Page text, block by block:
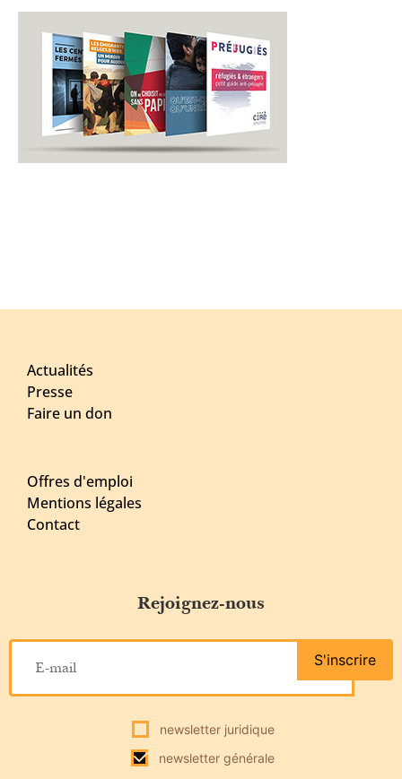
Actualités
Presse
Faire un don
Offres d'emploi
Mentions légales
Contact
Rejoignez-nous
newsletter juridique
newsletter générale
S'inscrire